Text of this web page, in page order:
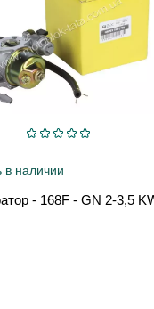
в наличии
- 168F - GN 2-3,5